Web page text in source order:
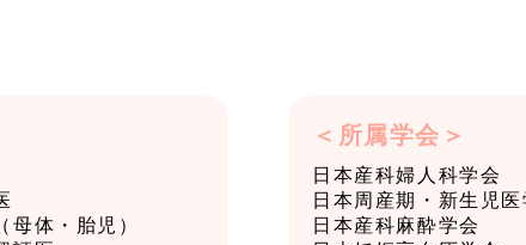
体・胎児）
＜所属学会＞
日本産科婦人科学会
日本周産期・新生児
日本産科麻酔学会